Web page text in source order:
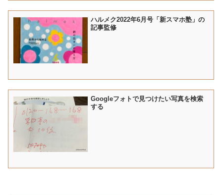
ハルメク2022年6月号「新スマホ塾」の
記事監修
Googleフォトで見つけたい写真を検索
する